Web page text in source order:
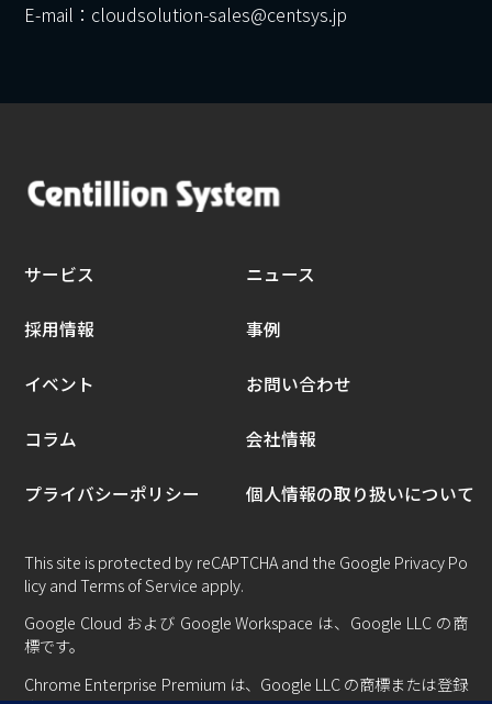
E-mail：cloudsolution-sales@centsys.jp
サービス ニュース
採用情報 事例
イベント お問い合わせ
コラム 会社情報
プライバシーポリシー 個人情報の取り扱いについて
This site is protected by reCAPTCHA and the Google Privacy Po
licyandTerms of Service apply.
Google Cloud および Google Workspace は、Google LLC の商
標です。
Chrome Enterprise Premium は、Google LLC の商標または登録